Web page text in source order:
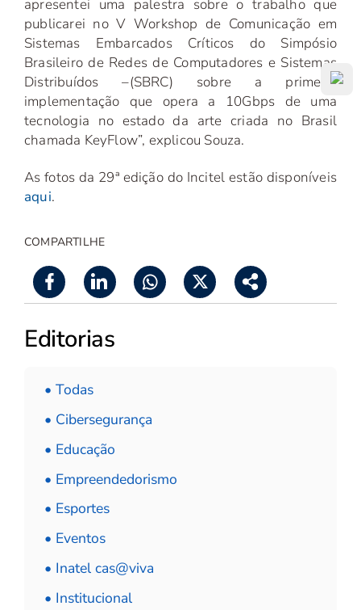
apresentei uma palestra sobre o trabalho que
publicarei no V Workshop de Comunicação em
Sistemas Embarcados Críticos do Simpósio
Brasileiro de Redes de Computadores e Sistemas
Distribuídos –(SBRC) sobre a primeira
implementação que opera a 10Gbps de uma
tecnologia no estado da arte criada no Brasil
chamada KeyFlow”, explicou Souza.
As fotos da 29ª edição do Incitel estão disponíveis
aqui.
COMPARTILHE
Editorias
• Todas
• Cibersegurança
• Educação
• Empreendedorismo
• Esportes
• Eventos
• Inatel cas@viva
• Institucional